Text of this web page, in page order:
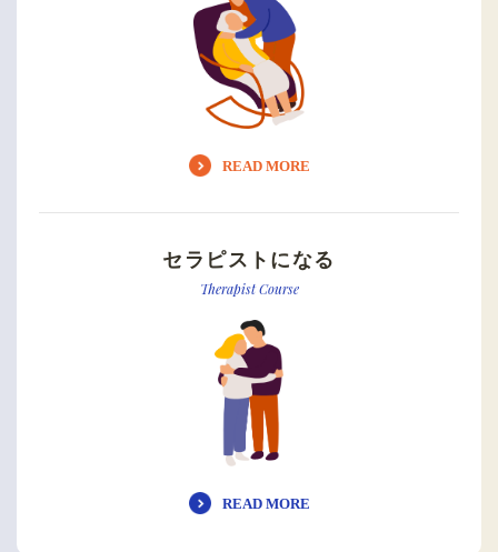
READ MORE
セラピストになる
Therapist Course
READ MORE